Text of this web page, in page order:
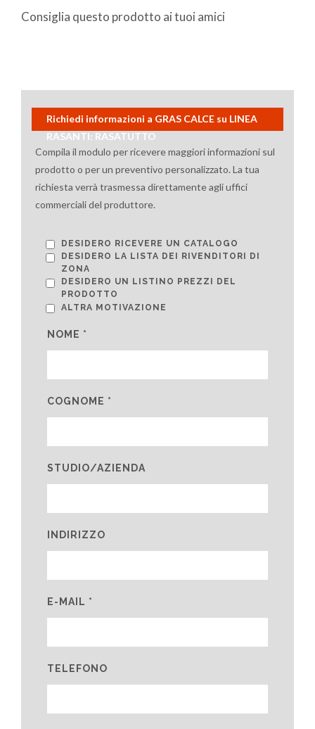
Consiglia questo prodotto ai tuoi amici
Richiedi informazioni a GRAS CALCE su LINEA
RASANTI: RASATUTTO
Compila il modulo per ricevere maggiori informazioni sul
prodotto o per un preventivo personalizzato. La tua
richiesta verrà trasmessa direttamente agli uffici
commerciali del produttore.
DESIDERO RICEVERE UN CATALOGO
DESIDERO LA LISTA DEI RIVENDITORI DI
ZONA
DESIDERO UN LISTINO PREZZI DEL
PRODOTTO
ALTRA MOTIVAZIONE
NOME *
COGNOME *
STUDIO/AZIENDA
INDIRIZZO
E-MAIL *
TELEFONO